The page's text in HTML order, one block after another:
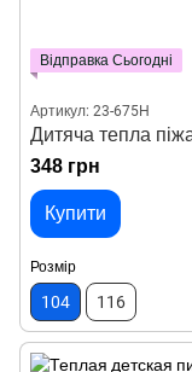
Відправка Сьогодні
Артикул: 23-675Н
Дитяча тепла
348 грн
Купити
Розмір
104 116